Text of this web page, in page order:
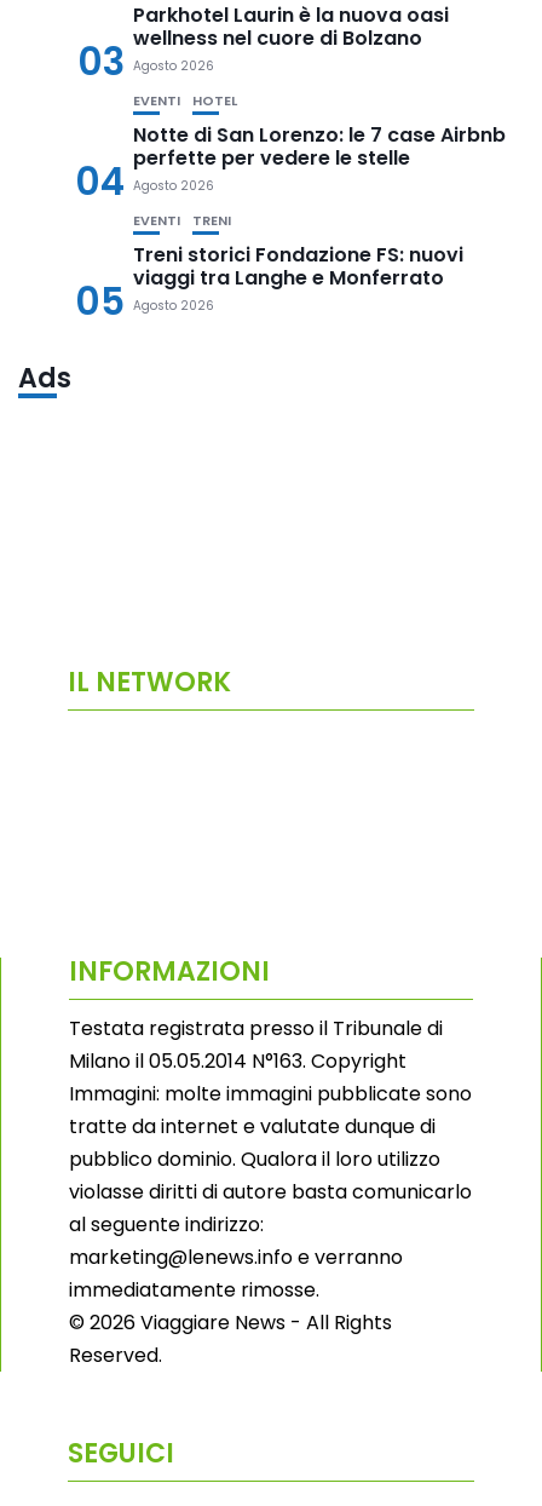
03
Parkhotel Laurin è la nuova oasi
wellness nel cuore di Bolzano
Agosto 2026
04
EVENTI HOTEL
Notte di San Lorenzo: le 7 case Airbnb
perfette per vedere le stelle
Agosto 2026
05
EVENTI TRENI
Treni storici Fondazione FS: nuovi
viaggi tra Langhe e Monferrato
Agosto 2026
Ads
IL NETWORK
INFORMAZIONI
Testata registrata presso il Tribunale di
Milano il 05.05.2014 N°163. Copyright
Immagini: molte immagini pubblicate sono
tratte da internet e valutate dunque di
pubblico dominio. Qualora il loro utilizzo
violasse diritti di autore basta comunicarlo
al seguente indirizzo:
marketing@lenews.info e verranno
immediatamente rimosse.
© 2026 Viaggiare News - All Rights
Reserved.
SEGUICI